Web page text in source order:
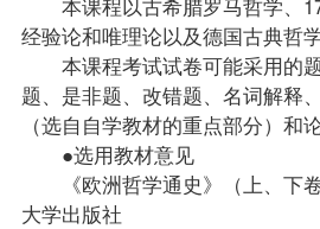
经验论和唯理论以及德国古典哲
本课程考试试卷可能采用的
题、是非题、改错题、名词解释
（选自自学教材的重点部分）和
●选用教材意见
《欧洲哲学通史》（上、下
大学出版社